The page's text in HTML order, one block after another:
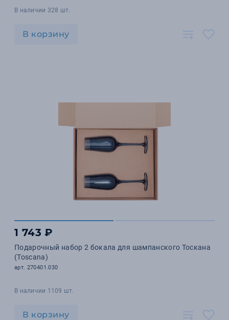
В наличии 328 шт.
В корзину
1 743 ₽
Подарочный набор 2 бокала для шампанского Тоскана
(Toscana)
арт. 270401.030
В наличии 1109 шт.
В корзину